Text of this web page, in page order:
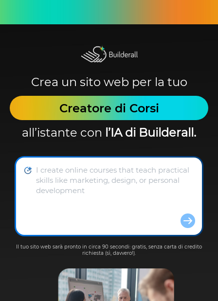
Crea un sito web per la tuo
Creatore di Corsi
all’istante con l’IA di Builderall.
Il tuo sito web sarà pronto in circa 90 secondi: gratis, senza carta di credito
richiesta (sì, davvero!).